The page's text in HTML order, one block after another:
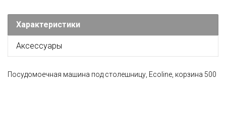
Характеристики
Аксессуары
Посудомоечная машина под столешницу, Ecoline, корзина 500